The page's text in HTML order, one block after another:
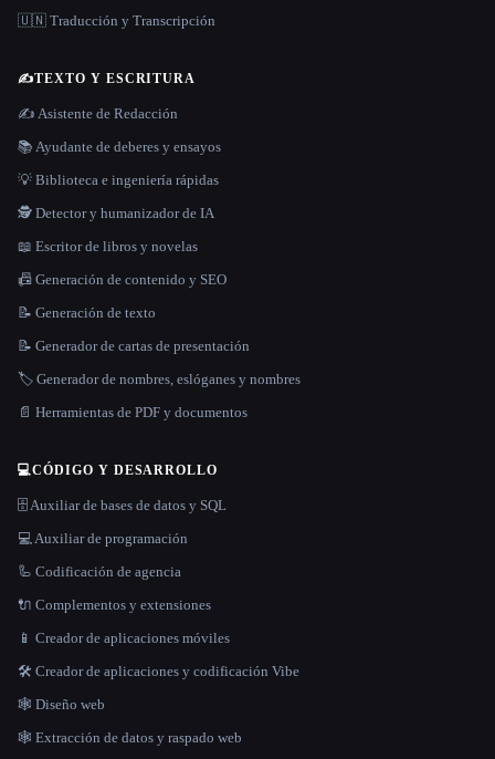
🇺🇳 Traducción y Transcripción
✍️TEXTO Y ESCRITURA
✍️ Asistente de Redacción
📚 Ayudante de deberes y ensayos
💡 Biblioteca e ingeniería rápidas
🕵️ Detector y humanizador de IA
📖 Escritor de libros y novelas
📠 Generación de contenido y SEO
📝 Generación de texto
📝 Generador de cartas de presentación
🏷️ Generador de nombres, eslóganes y nombres
📄 Herramientas de PDF y documentos
💻CÓDIGO Y DESARROLLO
🗄️ Auxiliar de bases de datos y SQL
💻 Auxiliar de programación
🦾 Codificación de agencia
🔌 Complementos y extensiones
📱 Creador de aplicaciones móviles
🛠️ Creador de aplicaciones y codificación Vibe
🕸 Diseño web
🕸️ Extracción de datos y raspado web